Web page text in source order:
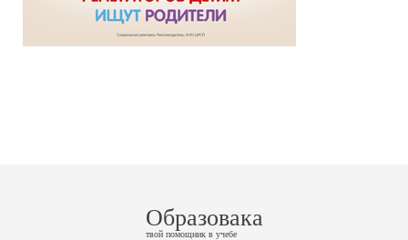
Образовака
твой помощник в учебе